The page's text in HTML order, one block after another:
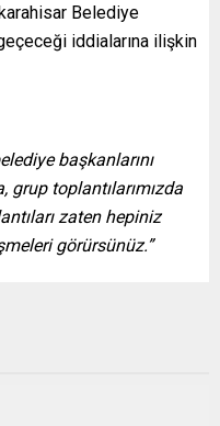
Belediye
iddialarına ilişkin
başkanlarını
grup toplantılarımızda
zaten hepiniz
görürsünüz.”